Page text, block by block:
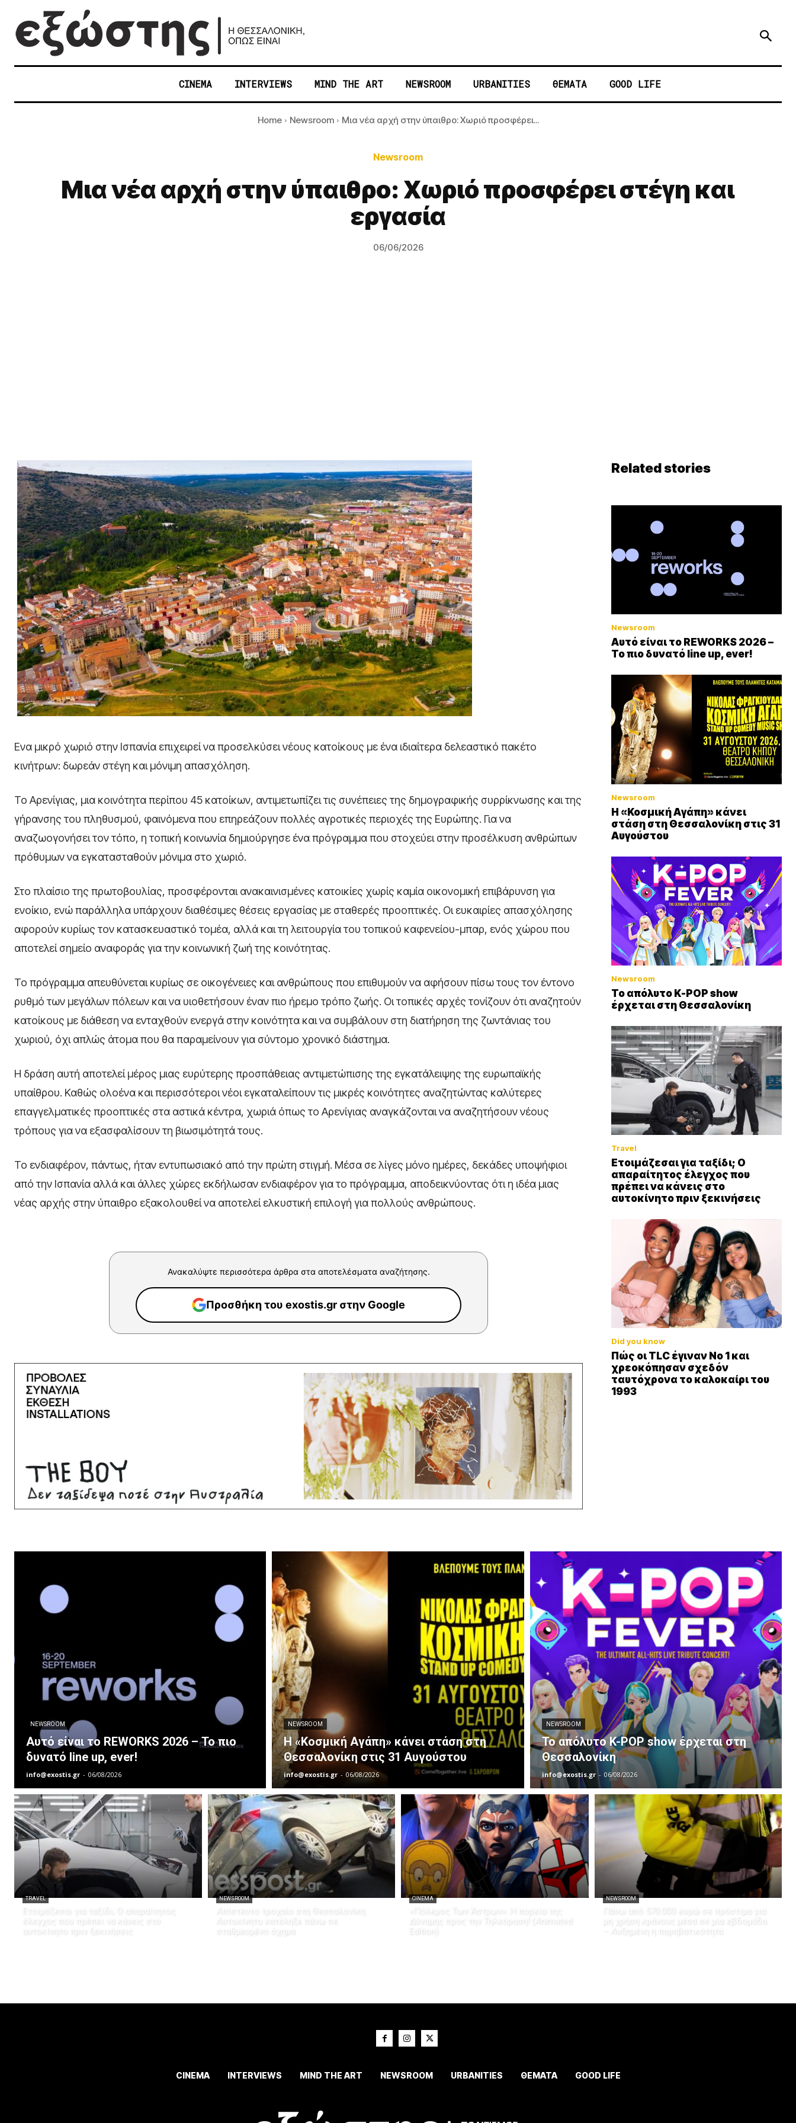
CINEMA INTERVIEWS MIND THE ART NEWSROOM URBANITIES ΘΕΜΑΤΑ GOOD LIFE
Home Newsroom Μια νέα αρχή στην ύπαιθρο: Χωριό προσφέρει...
Newsroom
Μια νέα αρχή στην ύπαιθρο: Χωριό προσφέρει στέγη και
εργασία
06/06/2026
Ενα μικρό χωριό στην Ισπανία επιχειρεί να προσελκύσει νέους κατοίκους με ένα ιδιαίτερα δελεαστικό πακέτο
κινήτρων: δωρεάν στέγη και μόνιμη απασχόληση.
Το Αρενίγιας, μια κοινότητα περίπου 45 κατοίκων, αντιμετωπίζει τις συνέπειες της δημογραφικής συρρίκνωσης και της
γήρανσης του πληθυσμού, φαινόμενα που επηρεάζουν πολλές αγροτικές περιοχές της Ευρώπης. Για να
αναζωογονήσει τον τόπο, η τοπική κοινωνία δημιούργησε ένα πρόγραμμα που στοχεύει στην προσέλκυση ανθρώπων
πρόθυμων να εγκατασταθούν μόνιμα στο χωριό.
Στο πλαίσιο της πρωτοβουλίας, προσφέρονται ανακαινισμένες κατοικίες χωρίς καμία οικονομική επιβάρυνση για
ενοίκιο, ενώ παράλληλα υπάρχουν διαθέσιμες θέσεις εργασίας με σταθερές προοπτικές. Οι ευκαιρίες απασχόλησης
αφορούν κυρίως τον κατασκευαστικό τομέα, αλλά και τη λειτουργία του τοπικού καφενείου-μπαρ, ενός χώρου που
αποτελεί σημείο αναφοράς για την κοινωνική ζωή της κοινότητας.
Το πρόγραμμα απευθύνεται κυρίως σε οικογένειες και ανθρώπους που επιθυμούν να αφήσουν πίσω τους τον έντονο
ρυθμό των μεγάλων πόλεων και να υιοθετήσουν έναν πιο ήρεμο τρόπο ζωής. Οι τοπικές αρχές τονίζουν ότι αναζητούν
κατοίκους με διάθεση να ενταχθούν ενεργά στην κοινότητα και να συμβάλουν στη διατήρηση της ζωντάνιας του
χωριού, όχι απλώς άτομα που θα παραμείνουν για σύντομο χρονικό διάστημα.
Η δράση αυτή αποτελεί μέρος μιας ευρύτερης προσπάθειας αντιμετώπισης της εγκατάλειψης της ευρωπαϊκής
υπαίθρου. Καθώς ολοένα και περισσότεροι νέοι εγκαταλείπουν τις μικρές κοινότητες αναζητώντας καλύτερες
επαγγελματικές προοπτικές στα αστικά κέντρα, χωριά όπως το Αρενίγιας αναγκάζονται να αναζητήσουν νέους
τρόπους για να εξασφαλίσουν τη βιωσιμότητά τους.
Το ενδιαφέρον, πάντως, ήταν εντυπωσιακό από την πρώτη στιγμή. Μέσα σε λίγες μόνο ημέρες, δεκάδες υποψήφιοι
από την Ισπανία αλλά και άλλες χώρες εκδήλωσαν ενδιαφέρον για το πρόγραμμα, αποδεικνύοντας ότι η ιδέα μιας
νέας αρχής στην ύπαιθρο εξακολουθεί να αποτελεί ελκυστική επιλογή για πολλούς ανθρώπους.
Ανακαλύψτε περισσότερα άρθρα στα αποτελέσματα αναζήτησης.
Προσθήκη του exostis.gr στην Google
Related stories
Newsroom
Αυτό είναι το REWORKS 2026 –
Το πιο δυνατό line up, ever!
Newsroom
Η «Κοσμική Αγάπη» κάνει
στάση στη Θεσσαλονίκη στις 31
Αυγούστου
Newsroom
Το απόλυτο K-POP show
έρχεται στη Θεσσαλονίκη
Travel
Ετοιμάζεσαι για ταξίδι; Ο
απαραίτητος έλεγχος που
πρέπει να κάνεις στο
αυτοκίνητο πριν ξεκινήσεις
Did you know
Πώς οι TLC έγιναν Νο 1 και
χρεοκόπησαν σχεδόν
ταυτόχρονα το καλοκαίρι του
1993
NEWSROOM
Αυτό είναι το REWORKS 2026 – Το πιο
δυνατό line up, ever!
info@exostis.gr - 06/08/2026
NEWSROOM
Η «Κοσμική Αγάπη» κάνει στάση στη
Θεσσαλονίκη στις 31 Αυγούστου
info@exostis.gr - 06/08/2026
NEWSROOM
Το απόλυτο K-POP show έρχεται στη
Θεσσαλονίκη
info@exostis.gr - 06/08/2026
TRAVEL
Ετοιμάζεσαι για ταξίδι; Ο απαραίτητος
έλεγχος που πρέπει να κάνεις στο
αυτοκίνητο πριν ξεκινήσεις
NEWSROOM
Απίστευτο τροχαίο στη Θεσσαλονίκη:
Αυτοκίνητο κατέληξε πάνω σε
σταθμευμένο όχημα
CINEMA
«Πόλεμος Των Άστρων»: Η πορεία της
Δύναμης προς την Τηλεόραση! (Animated
NEWSROOM
Πάνω από 570.000 ευρώ σε πρόστιμα για
μη χρήση κράνους μέσα σε μία εβδομάδα
– Αυξημένη η παραβατικότητα
CINEMA INTERVIEWS MIND THE ART NEWSROOM URBANITIES ΘΕΜΑΤΑ GOOD LIFE